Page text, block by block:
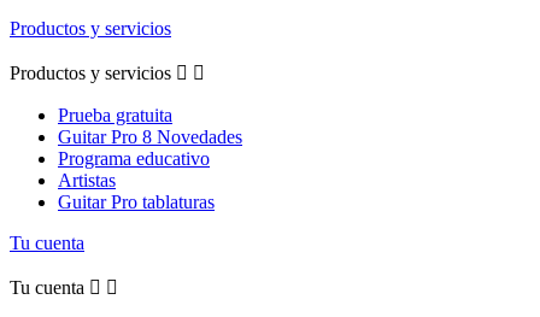
Productos y servicios
Productos y servicios  
Prueba gratuita
Guitar Pro 8 Novedades
Programa educativo
Artistas
Guitar Pro tablaturas
Tu cuenta
Tu cuenta  